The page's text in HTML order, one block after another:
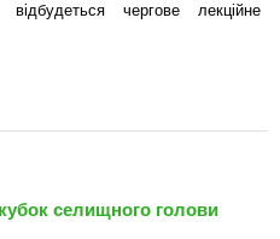
чергове лекційне
селищного голови